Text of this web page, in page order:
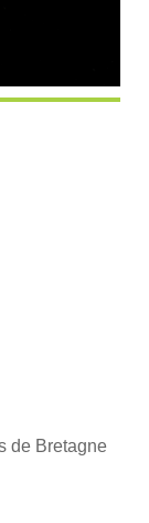
de Bretagne